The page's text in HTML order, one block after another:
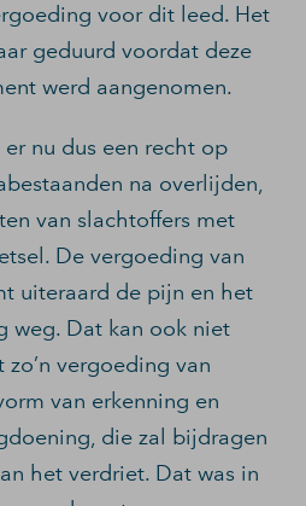
voor dit leed. Het
geduurd voordat deze
werd aangenomen.
er nu dus een recht op
na overlijden,
van slachtoffers met
De vergoeding van
uiteraard de pijn en het
weg. Dat kan ook niet
vergoeding van
van erkenning en
die zal bijdragen
het verdriet. Dat was in